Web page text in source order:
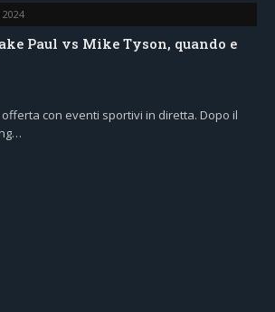
2024
Paul vs Mike Tyson, quando e
con eventi sportivi in diretta. Dopo il